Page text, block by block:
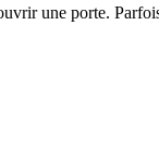
une porte.